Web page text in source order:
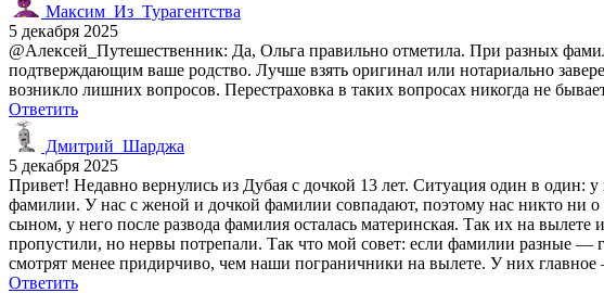
Максим_Из_Турагентства
5 декабря 2025
@Алексей_Путешественник: Да, Ольга правильно отметила. При разных
подтверждающим ваше родство. Лучше взять оригинал или нотариально
возникло лишних вопросов. Перестраховка в таких вопросах никогда не
Ответить
Дмитрий_Шарджа
5 декабря 2025
Привет! Недавно вернулись из Дубая с дочкой 13 лет. Ситуация один в
фамилии. У нас с женой и дочкой фамилии совпадают, поэтому нас никто ни
сыном, у него после развода фамилия осталась материнская. Так их на
пропустили, но нервы потрепали. Так что мой совет: если фамилии разные —
смотрят менее придирчиво, чем наши пограничники на вылете. У них
Ответить